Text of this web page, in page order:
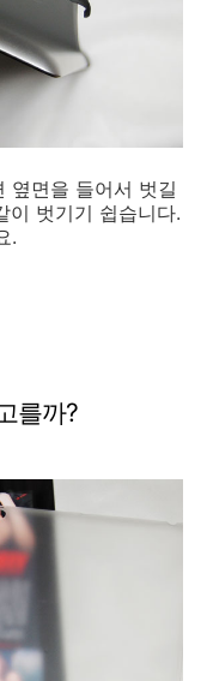
옆면을 들어서 벗길
이 벗기기 쉽습니다.
.
를까?